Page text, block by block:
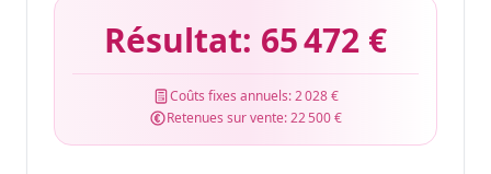
Résultat: 65 472 €
Coûts fixes annuels:2 028 €
Retenues sur vente:22 500 €